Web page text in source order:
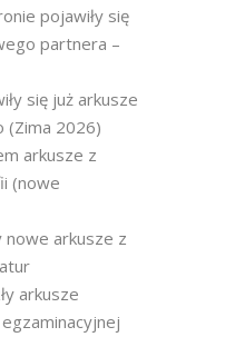
pojawiły się
partnera –
się już arkusze
(Zima 2026)
arkusze z
(nowe
nowe arkusze z
arkusze